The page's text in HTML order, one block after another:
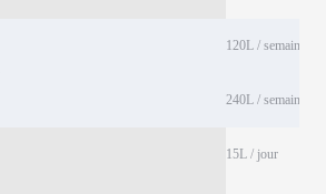
120L / semaine
240L / semaine
15L / jour